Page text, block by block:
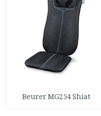
Beurer MG254 Shiat